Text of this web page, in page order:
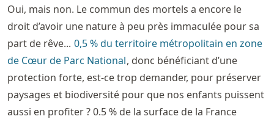
Oui, mais non. Le commun des mortels a encore le
droit d’avoir une nature à peu près immaculée pour sa
part de rêve... 0,5 % du territoire métropolitain en zone
de Cœur de Parc National, donc bénéficiant d’une
protection forte, est-ce trop demander, pour préserver
paysages et biodiversité pour que nos enfants puissent
aussi en profiter ? 0.5 % de la surface de la France